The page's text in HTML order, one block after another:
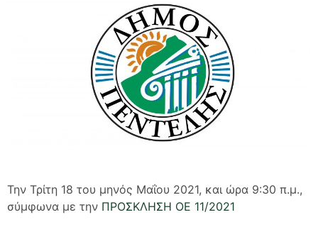
Την Τρίτη 18 του μηνός Μαΐου 2021, και ώρα 9:30 π.μ.,
σύμφωνα με την ΠΡΟΣΚΛΗΣΗ ΟΕ 11/2021